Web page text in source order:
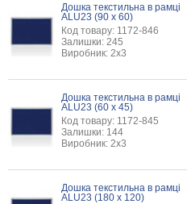
Дошка текстильна в рамці
ALU23 (90 х 60)
Код товару: 1172-846
Залишки: 245
Виробник: 2х3
Дошка текстильна в рамці
ALU23 (60 х 45)
Код товару: 1172-845
Залишки: 144
Виробник: 2х3
Дошка текстильна в рамці
ALU23 (180 х 120)